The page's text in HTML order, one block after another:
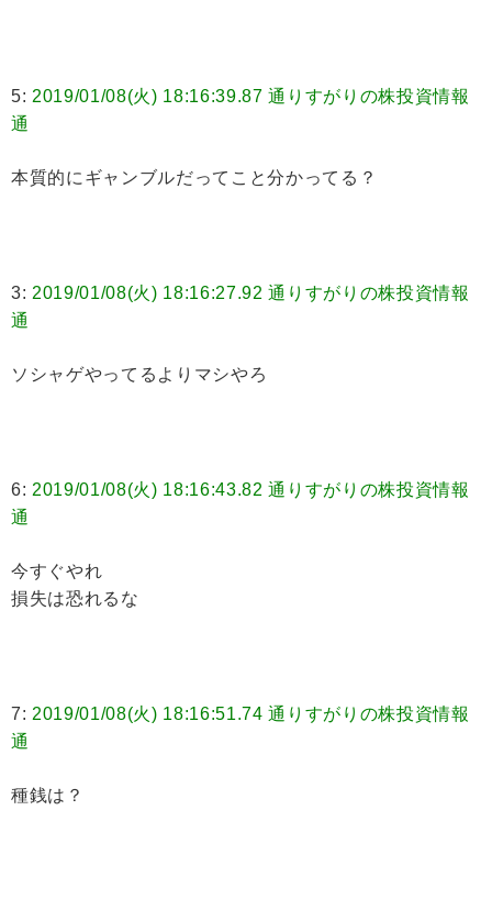
5: 2019/01/08(火) 18:16:39.87 通りすがりの株投資情報
通
本質的にギャンブルだってこと分かってる？
3: 2019/01/08(火) 18:16:27.92 通りすがりの株投資情報
通
ソシャゲやってるよりマシやろ
6: 2019/01/08(火) 18:16:43.82 通りすがりの株投資情報
通
今すぐやれ
損失は恐れるな
7: 2019/01/08(火) 18:16:51.74 通りすがりの株投資情報
通
種銭は？